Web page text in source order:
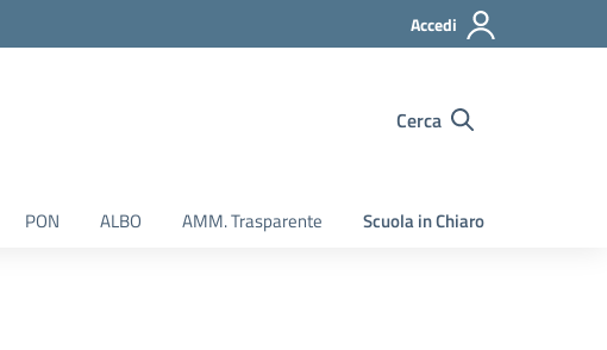
Accedi
Cerca
PON ALBO AMM. Trasparente Scuola in Chiaro